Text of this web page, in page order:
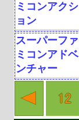
ミコンアクシ
ョン
スーパーファ
ミコンアドベ
ンチャー